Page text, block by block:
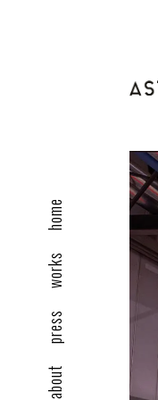
about
press
works
home